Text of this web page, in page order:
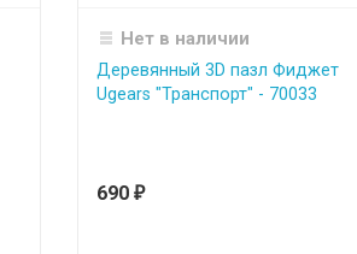
Нет в наличии
Деревянный 3D пазл Фиджет
Ugears "Транспорт" - 70033
690 ₽